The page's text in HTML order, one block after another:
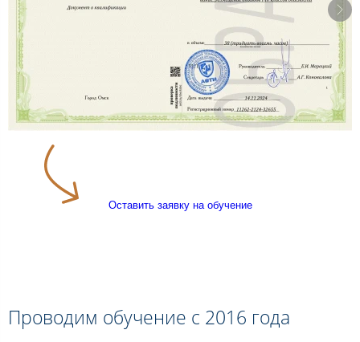
Оставить заявку на обучение
Проводим обучение с 2016 года